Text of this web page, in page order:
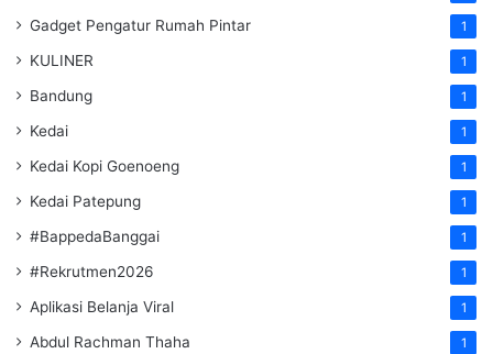
Gadget Pengatur Rumah Pintar 1
KULINER 1
Bandung 1
Kedai 1
Kedai Kopi Goenoeng 1
Kedai Patepung 1
#BappedaBanggai 1
#Rekrutmen2026 1
Aplikasi Belanja Viral 1
Abdul Rachman Thaha 1